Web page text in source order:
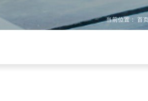
当前位置： 首